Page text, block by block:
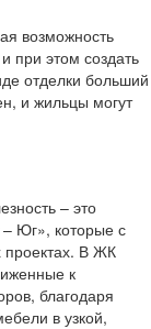
возможность
при этом создать
отделки больший
и жильцы могут
– это
Юг», которые с
проектах. В ЖК
к
благодаря
в узкой,